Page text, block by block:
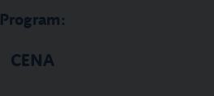
Program:
CENA